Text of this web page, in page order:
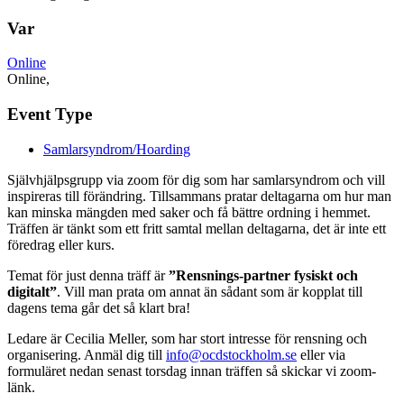
Var
Online
Online,
Event Type
Samlarsyndrom/Hoarding
Självhjälpsgrupp via zoom för dig som har samlarsyndrom och vill
inspireras till förändring. Tillsammans pratar deltagarna om hur man
kan minska mängden med saker och få bättre ordning i hemmet.
Träffen är tänkt som ett fritt samtal mellan deltagarna, det är inte ett
föredrag eller kurs.
Temat för just denna träff är”Rensnings-partner fysiskt och
digitalt”. Vill man prata om annat än sådant som är kopplat till
dagens tema går det så klart bra!
Ledare är Cecilia Meller, som har stort intresse för rensning och
organisering. Anmäl dig till info@ocdstockholm.se eller via
formuläret nedan senast torsdag innan träffen så skickar vi zoom-
länk.